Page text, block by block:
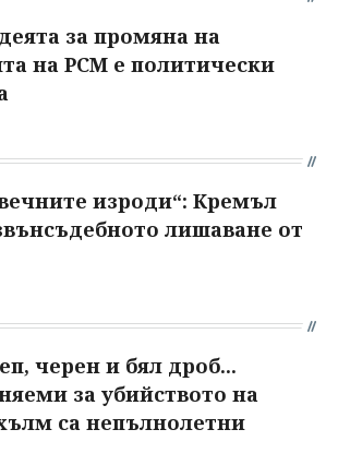
за промяна на
на РСМ е политически
изроди“: Кремъл
лишаване от
черен и бял дроб...
за убийството на
са непълнолетни